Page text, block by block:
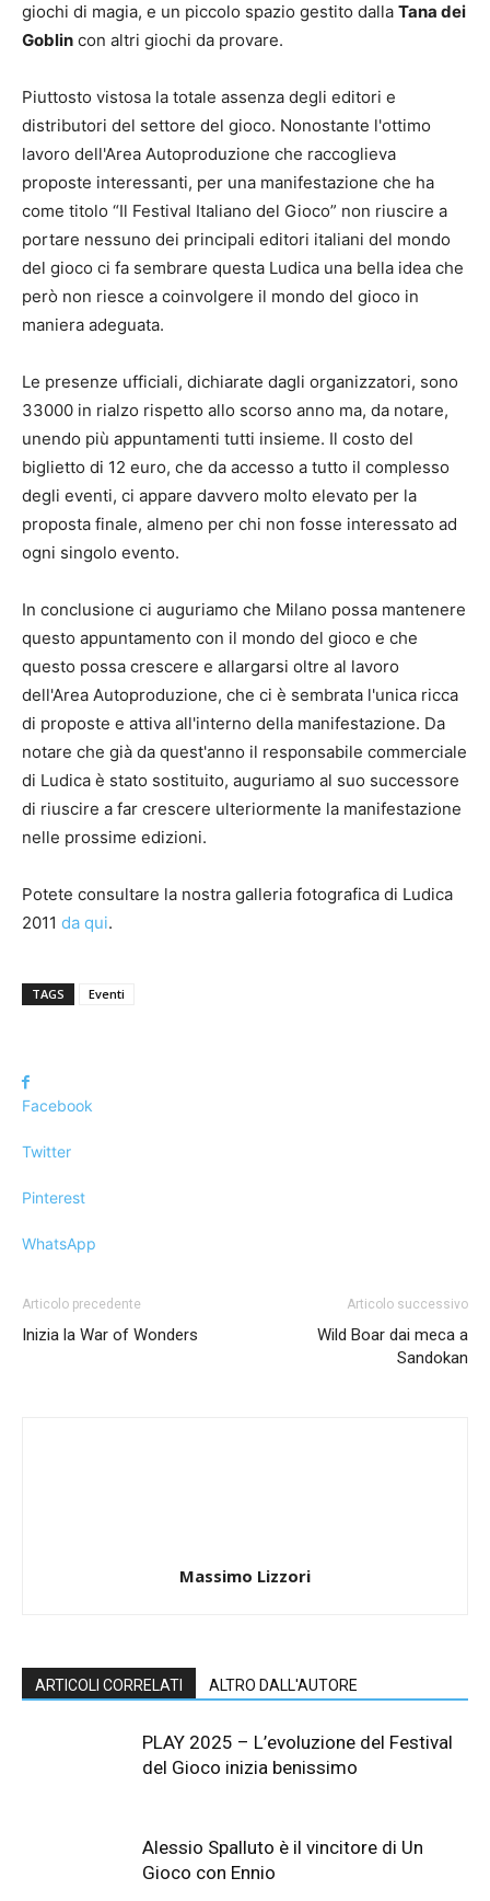
giochi di magia, e un piccolo spazio gestito dalla Tana dei
Goblin con altri giochi da provare.
Piuttosto vistosa la totale assenza degli editori e
distributori del settore del gioco. Nonostante l'ottimo
lavoro dell'Area Autoproduzione che raccoglieva
proposte interessanti, per una manifestazione che ha
come titolo “Il Festival Italiano del Gioco” non riuscire a
portare nessuno dei principali editori italiani del mondo
del gioco ci fa sembrare questa Ludica una bella idea che
però non riesce a coinvolgere il mondo del gioco in
maniera adeguata.
Le presenze ufficiali, dichiarate dagli organizzatori, sono
33000 in rialzo rispetto allo scorso anno ma, da notare,
unendo più appuntamenti tutti insieme. Il costo del
biglietto di 12 euro, che da accesso a tutto il complesso
degli eventi, ci appare davvero molto elevato per la
proposta finale, almeno per chi non fosse interessato ad
ogni singolo evento.
In conclusione ci auguriamo che Milano possa mantenere
questo appuntamento con il mondo del gioco e che
questo possa crescere e allargarsi oltre al lavoro
dell'Area Autoproduzione, che ci è sembrata l'unica ricca
di proposte e attiva all'interno della manifestazione. Da
notare che già da quest'anno il responsabile commerciale
di Ludica è stato sostituito, auguriamo al suo successore
di riuscire a far crescere ulteriormente la manifestazione
nelle prossime edizioni.
Potete consultare la nostra galleria fotografica di Ludica
2011 da qui.
TAGS Eventi
Facebook
Twitter
Pinterest
WhatsApp
Articolo precedente
Inizia la War of Wonders
Articolo successivo
Wild Boar dai meca a
Sandokan
Massimo Lizzori
ARTICOLI CORRELATI ALTRO DALL'AUTORE
PLAY 2025 – L’evoluzione del Festival
del Gioco inizia benissimo
Alessio Spalluto è il vincitore di Un
Gioco con Ennio